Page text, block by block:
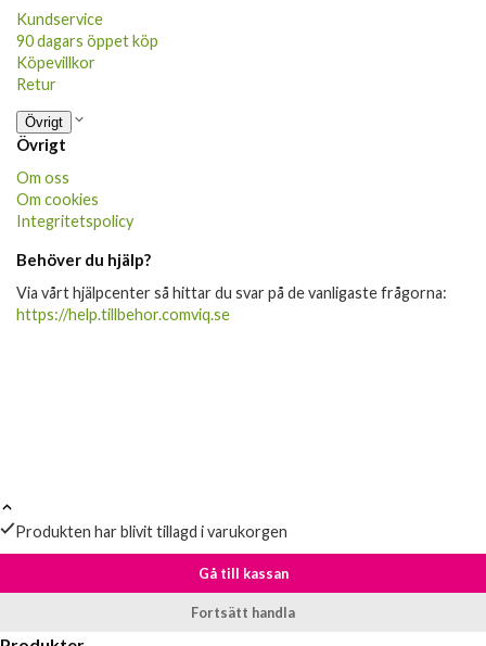
Kundservice
90 dagars öppet köp
Köpevillkor
Retur
Övrigt
Övrigt
Om oss
Om cookies
Integritetspolicy
Behöver du hjälp?
Via vårt hjälpcenter så hittar du svar på de vanligaste frågorna:
https://help.tillbehor.comviq.se
Produkten har blivit tillagd i varukorgen
Gå till kassan
Fortsätt handla